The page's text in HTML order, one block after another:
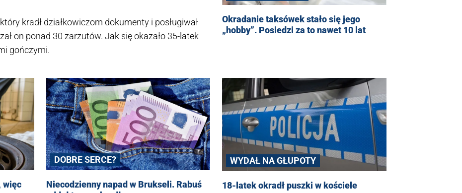
kradł działkowiczom dokumenty i posługiwał
on ponad 30 zarzutów. Jak się okazało 35-latek
gończymi.
Okradanie taksówek stało się jego
„hobby”. Posiedzi za to nawet 10 lat
więc
DOBRE SERCE?
Niecodzienny napad w Brukseli. Rabuś
WYDAŁ NA GŁUPOTY
18-latek okradł puszki w kościele